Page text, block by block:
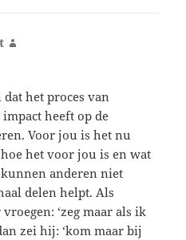
het proces van
heeft op de
Voor jou is het nu
het voor jou is en wat
anderen niet
delen helpt. Als
‘zeg maar als ik
zei hij: ‘kom maar bij